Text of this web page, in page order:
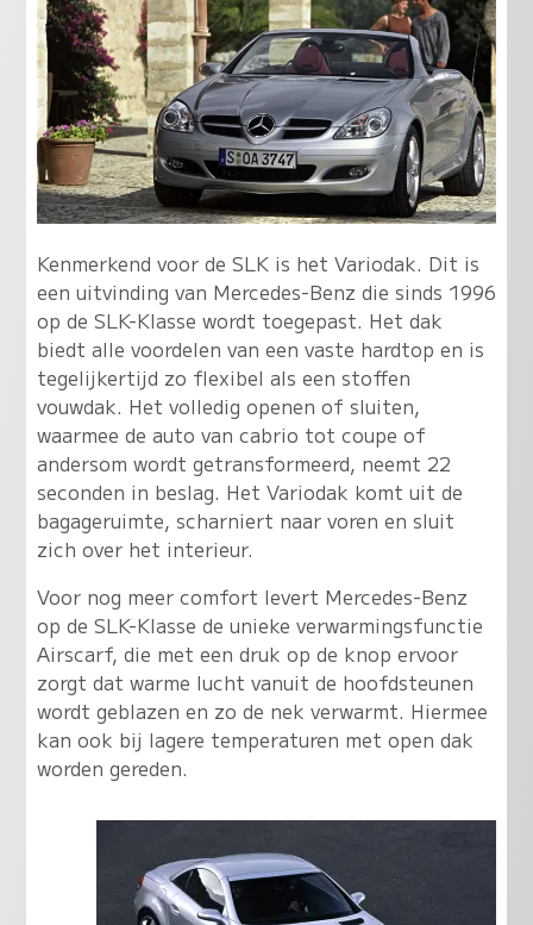
Kenmerkend voor de SLK is het Variodak. Dit is
een uitvinding van Mercedes-Benz die sinds 1996
op de SLK-Klasse wordt toegepast. Het dak
biedt alle voordelen van een vaste hardtop en is
tegelijkertijd zo flexibel als een stoffen
vouwdak. Het volledig openen of sluiten,
waarmee de auto van cabrio tot coupe of
andersom wordt getransformeerd, neemt 22
seconden in beslag. Het Variodak komt uit de
bagageruimte, scharniert naar voren en sluit
zich over het interieur.
Voor nog meer comfort levert Mercedes-Benz
op de SLK-Klasse de unieke verwarmingsfunctie
Airscarf, die met een druk op de knop ervoor
zorgt dat warme lucht vanuit de hoofdsteunen
wordt geblazen en zo de nek verwarmt. Hiermee
kan ook bij lagere temperaturen met open dak
worden gereden.